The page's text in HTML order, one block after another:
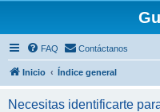
FAQ Contáctanos
Inicio Índice general
Necesitas identificarte